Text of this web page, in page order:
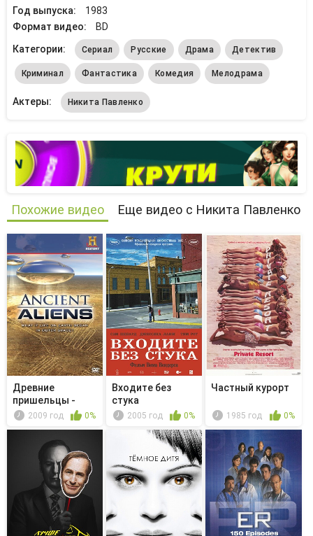
Год выпуска:
1983
Формат видео:
BD
Категории:
Сериал Русские Драма Детектив
Криминал Фантастика Комедия Мелодрама
Актеры: Никита Павленко
Похожие видео Еще видео с Никита Павленко
Древние
пришельцы -
Voices of the
2009 год 0%
Входите без
стука
2005 год 0%
Частный курорт
1985 год 0%